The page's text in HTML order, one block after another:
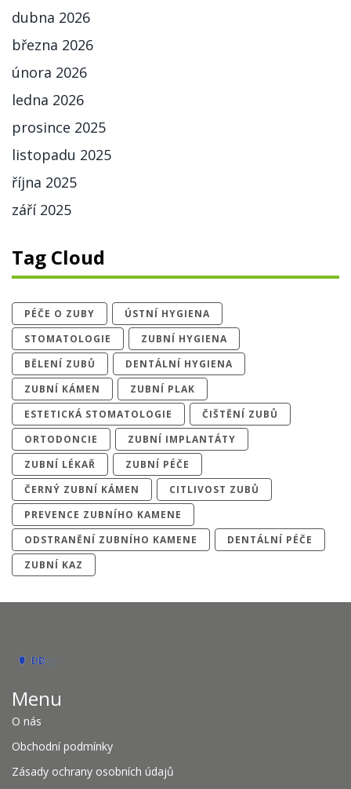
dubna 2026
března 2026
února 2026
ledna 2026
prosince 2025
listopadu 2025
října 2025
září 2025
Tag Cloud
PÉČE O ZUBY
ÚSTNÍ HYGIENA
STOMATOLOGIE
ZUBNÍ HYGIENA
BĚLENÍ ZUBŮ
DENTÁLNÍ HYGIENA
ZUBNÍ KÁMEN
ZUBNÍ PLAK
ESTETICKÁ STOMATOLOGIE
ČIŠTĚNÍ ZUBŮ
ORTODONCIE
ZUBNÍ IMPLANTÁTY
ZUBNÍ LÉKAŘ
ZUBNÍ PÉČE
ČERNÝ ZUBNÍ KÁMEN
CITLIVOST ZUBŮ
PREVENCE ZUBNÍHO KAMENE
ODSTRANĚNÍ ZUBNÍHO KAMENE
DENTÁLNÍ PÉČE
ZUBNÍ KAZ
Menu
O nás
Obchodní podmínky
Zásady ochrany osobních údajů